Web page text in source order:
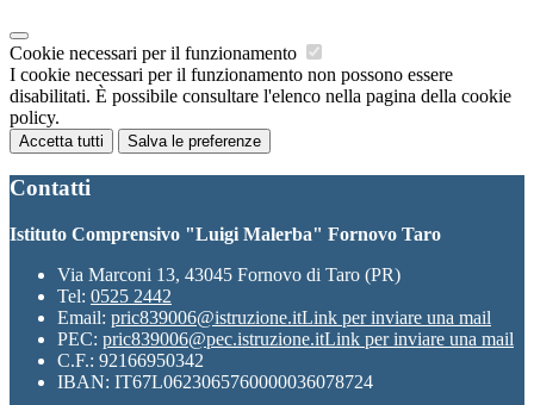
Cookie necessari per il funzionamento
I cookie necessari per il funzionamento non possono essere
disabilitati. È possibile consultare l'elenco nella pagina della cookie
policy.
Accetta tutti Salva le preferenze
Contatti
Istituto Comprensivo "Luigi Malerba" Fornovo Taro
Via Marconi 13, 43045 Fornovo di Taro (PR)
Tel: 0525 2442
Email: pric839006@istruzione.itLink per inviare una mail
PEC: pric839006@pec.istruzione.itLink per inviare una mail
C.F.: 92166950342
IBAN: IT67L0623065760000036078724